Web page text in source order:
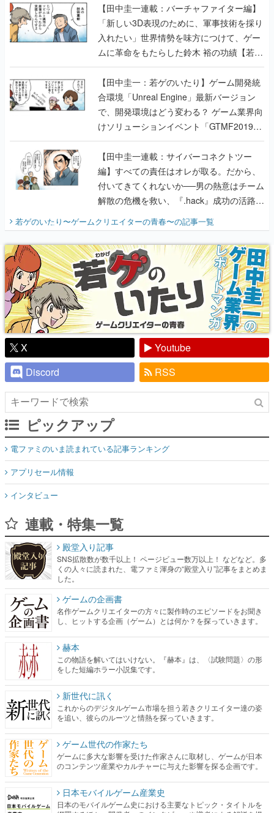
【田中圭一連載：バーチャファイター編】
「新しい3D表現のために、軍事技術を採り
入れたい」世界情勢を味方につけて、ゲー
ムに革命をもたらした鈴木 裕の功績【若ゲ
のいたり】
【田中圭一：若ゲのいたり】ゲーム開発統
合環境「Unreal Engine」最新バージョン
で、開発環境はどう変わる？ ゲーム業界向
けソリューションイベント「GTMF2019」
に行って、より理解を深めよう【PR】
【田中圭一連載：サイバーコネクトツー
編】すべての責任はオレが取る。だから、
付いてきてくれないか──男の熱意はチーム
解散の危機を救い、『.hack』成功の活路を
開く。業界の快男児・松山 洋に流れる血は
『少年ジャンプ』色だった【若ゲのいた
り】
若ゲのいたり〜ゲームクリエイターの青春〜の記事一覧
X
Youtube
Discord
RSS
ピックアップ
電ファミのいま読まれている記事ランキング
アプリセール情報
インタビュー
連載・特集一覧
殿堂入り記事
SNS拡散数が数千以上！ ページビュー数万以上！ などなど。多
くの人々に読まれた、電ファミ渾身の“殿堂入り”記事をまとめま
した。
ゲームの企画書
名作ゲームクリエイターの方々に製作時のエピソードをお聞き
し、ヒットする企画（ゲーム）とは何か？を探っていきます。
赫本
この物語を解いてはいけない。『赫本』は、〈試験問題〉の形
をした短編ホラー小説集です。
新世代に訊く
これからのデジタルゲーム市場を担う若きクリエイター達の姿
を追い、彼らのルーツと情熱を探っていきます。
ゲーム世代の作家たち
ゲームに多大な影響を受けた作家さんに取材し、ゲームが日本
のコンテンツ産業やカルチャーに与えた影響を探る企画です。
日本モバイルゲーム産業史
日本のモバイルゲーム史における主要なトピック・タイトルを